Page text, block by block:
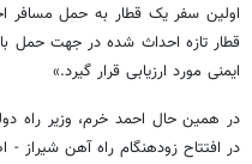
اولین سفر یک قطار به حمل مسافر
قطار تازه احداث شده در جهت حمل
ایمنی مورد ارزیابی قرار گیرد.»
در همین حال احمد خرم، وزیر راه
در افتتاح زودهنگام راه آهن